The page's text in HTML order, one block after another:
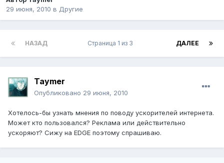
29 июня, 2010 в Другие
НАЗАД ДАЛЕЕ
Страница 1 из 3
Taymer
Опубликовано 29 июня, 2010
Хотелось-бы узнать мнения по поводу ускорителей интернета.
Может кто пользовался? Реклама или действительно
ускоряют? Сижу на EDGE поэтому спрашиваю.